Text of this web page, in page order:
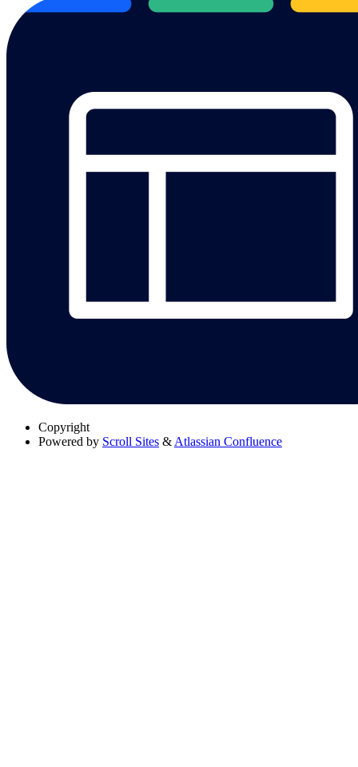
Copyright
Powered by Scroll Sites & Atlassian Confluence